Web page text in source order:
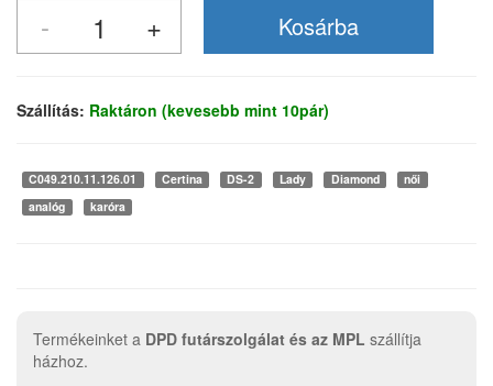
Szállítás: Raktáron (kevesebb mint 10pár)
C049.210.11.126.01 Certina DS-2 Lady Diamond
női
analóg
karóra
Termékeinket a DPD futárszolgálat és az MPL szállítja
házhoz.